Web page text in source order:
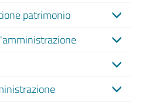
patrimonio